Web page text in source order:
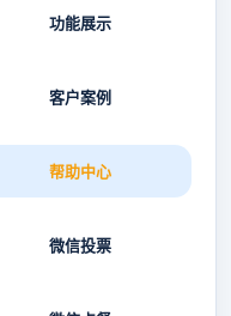
功能展示
客户案例
帮助中心
微信投票